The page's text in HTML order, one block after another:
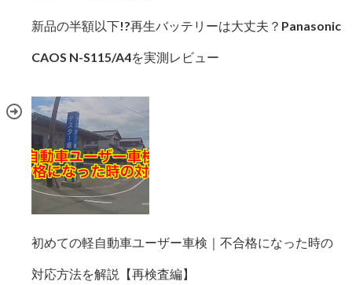
新品の半額以下!?再生バッテリーは大丈夫？Panasonic
CAOS N-S115/A4を実測レビュー
初めての軽自動車ユーザー車検｜不合格になった時の
対応方法を解説【再検査編】